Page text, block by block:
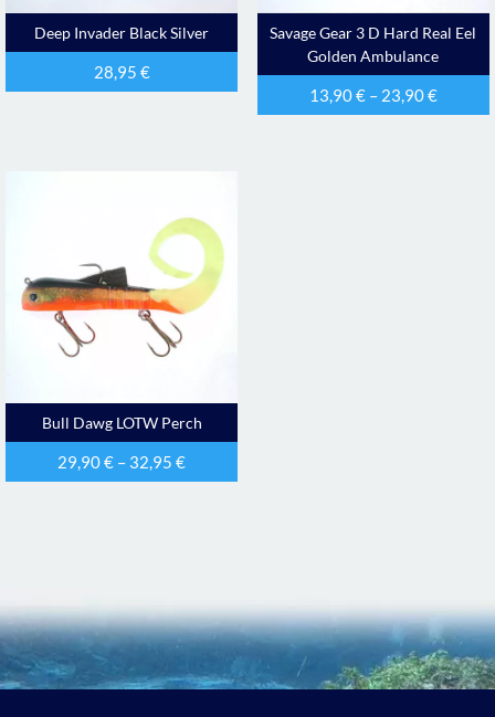
Deep Invader Black Silver
28,95 €
Savage Gear 3 D Hard Real Eel
Golden Ambulance
13,90€– 23,90€
Bull Dawg LOTW Perch
29,90€ – 32,95€